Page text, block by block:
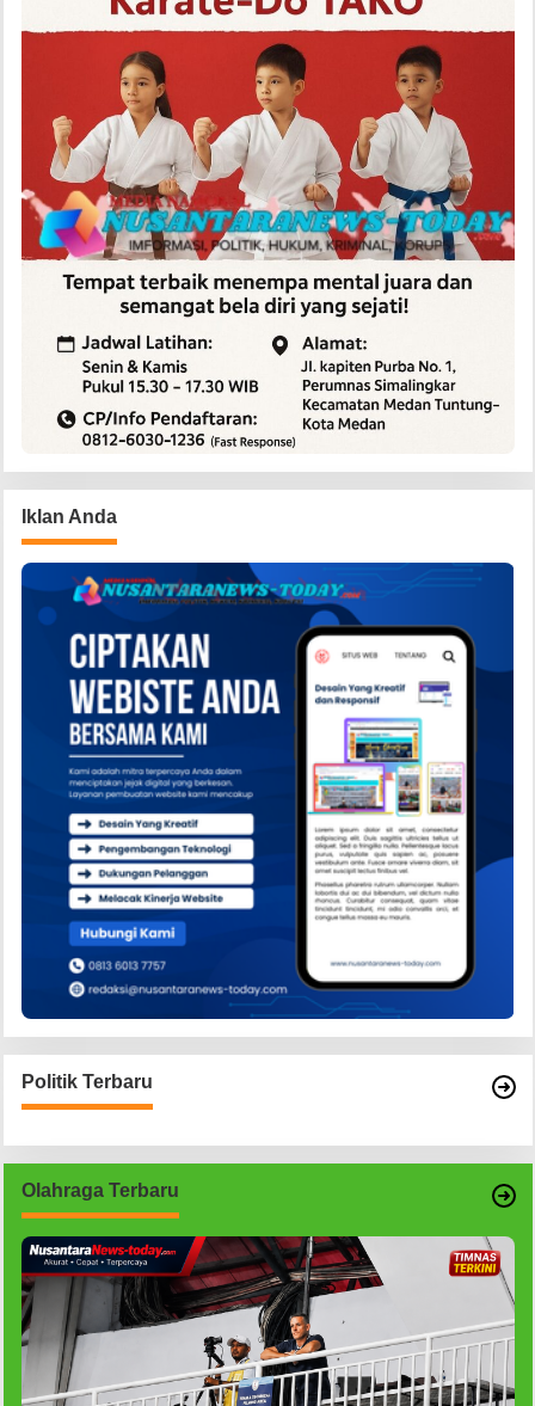
Iklan Anda
Politik Terbaru
Olahraga Terbaru